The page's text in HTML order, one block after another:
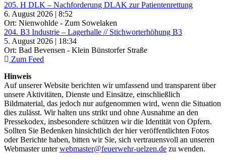
205. H DLK – Nachforderung DLAK zur Patientenrettung
6. August 2026 | 8:52
Ort: Nienwohlde - Zum Sowelaken
204. B3 Industrie – Lagerhalle // Stichworterhöhung B3
5. August 2026 | 18:34
Ort: Bad Bevensen - Klein Bünstorfer Straße
Zum Feed
Hinweis
Auf unserer Website berichten wir umfassend und transparent über
unsere Aktivitäten, Dienste und Einsätze, einschließlich
Bildmaterial, das jedoch nur aufgenommen wird, wenn die Situation
dies zulässt. Wir halten uns strikt und ohne Ausnahme an den
Pressekodex, insbesondere schützen wir die Identität von Opfern.
Sollten Sie Bedenken hinsichtlich der hier veröffentlichten Fotos
oder Berichte haben, bitten wir Sie, sich vertrauensvoll an unseren
Webmaster unterwebmaster@feuerwehr-uelzen.de zu wenden.